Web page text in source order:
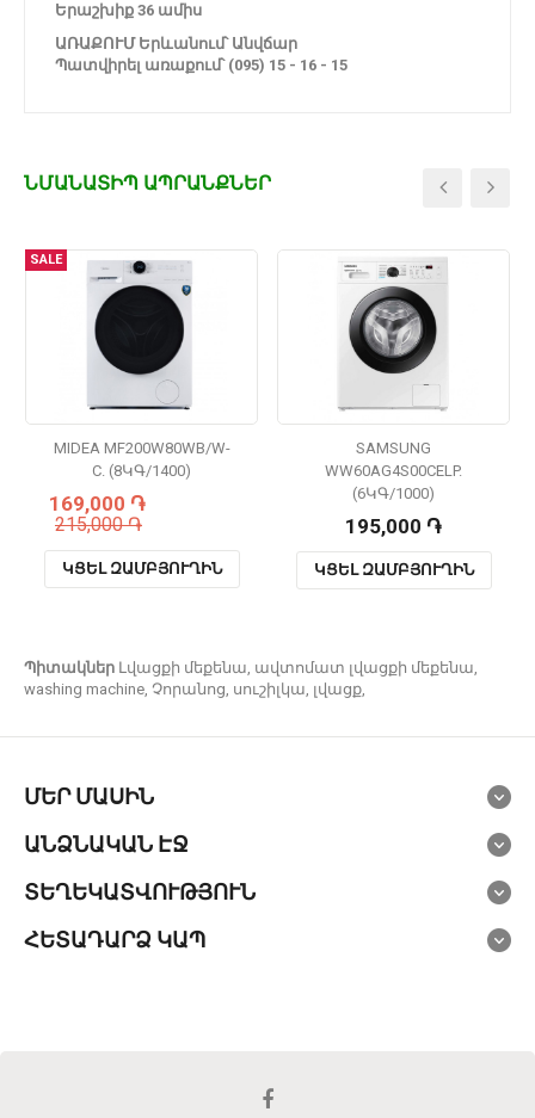
Երաշխիք 36 ամիս
ԱՌԱՔՈՒՄ Երևանում՝ Անվճար
Պատվիրել առաքում՝ (095) 15 - 16 - 15
ՆՄԱՆԱՏԻՊ ԱՊՐԱՆՔՆԵՐ
SALE
MIDEA MF200W80WB/W-
C. (8ԿԳ/1400)
169,000 ֏
215,000 ֏
ԿՑԵԼ ԶԱՄԲՅՈՒՂԻՆ
SAMSUNG
WW60AG4S00CELP.
(6ԿԳ/1000)
195,000 ֏
ԿՑԵԼ ԶԱՄԲՅՈՒՂԻՆ
Պիտակներ Լվացքի մեքենա, ավտոմատ լվացքի մեքենա,
washing machine, Չորանոց, սուշիլկա, լվացք,
ՄԵՐ ՄԱՍԻՆ
ԱՆՁՆԱԿԱՆ ԷՋ
ՏԵՂԵԿԱՏՎՈՒԹՅՈՒՆ
ՀԵՏԱԴԱՐՁ ԿԱՊ